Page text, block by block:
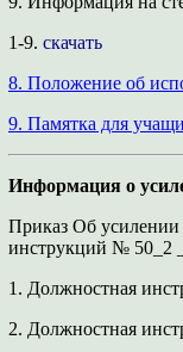
1-9. скачать
8. Положение об
9. Памятка для
Информация о
Приказ Об
инструкций № 50_2
1. Должностная
2. Должностная